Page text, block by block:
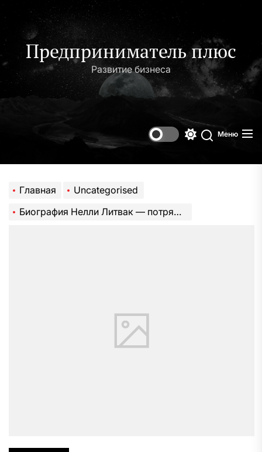
содержимому
Предприниматель плюс
Развитие бизнеса
Поиск
Меню
Главная
Uncategorised
Биография Нелли Литвак — потрясающая история смелости, таланта и самоотверженной жизни во имя искусства